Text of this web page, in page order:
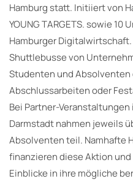
Hamburg statt. Initiiert von
YOUNG TARGETS. sowie 10
Hamburger
Shuttlebusse von
Studenten und Absolventen
Abschlussarbeiten oder
Bei Partner-Veranstaltungen
Darmstadt nahmen jeweils
Absolventen teil. Namhafte
finanzieren diese Aktion
Einblicke in ihre mögliche